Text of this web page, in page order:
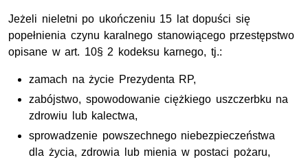
Jeżeli nieletni po ukończeniu 15 lat dopuści się
popełnienia czynu karalnego stanowiącego przestępstwo
opisane w art. 10§ 2 kodeksu karnego, tj.:
zamach na życie Prezydenta RP,
zabójstwo, spowodowanie ciężkiego uszczerbku na
zdrowiu lub kalectwa,
sprowadzenie powszechnego niebezpieczeństwa
dla życia, zdrowia lub mienia w postaci pożaru,